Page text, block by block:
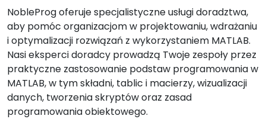
NobleProg oferuje specjalistyczne usługi doradztwa,
aby pomóc organizacjom w projektowaniu, wdrażaniu
i optymalizacji rozwiązań z wykorzystaniem MATLAB.
Nasi eksperci doradcy prowadzą Twoje zespoły przez
praktyczne zastosowanie podstaw programowania w
MATLAB, w tym składni, tablic i macierzy, wizualizacji
danych, tworzenia skryptów oraz zasad
programowania obiektowego.